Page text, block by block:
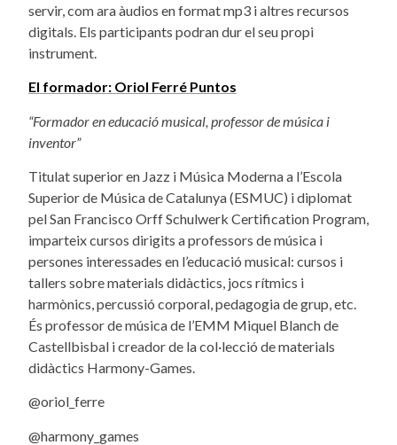
servir, com ara àudios en format mp3 i altres recursos
digitals. Els participants podran dur el seu propi
instrument.
El formador: Oriol Ferré Puntos
“Formador en educació musical, professor de música i
inventor”
Titulat superior en Jazz i Música Moderna a l’Escola
Superior de Música de Catalunya (ESMUC) i diplomat
pel San Francisco Orff Schulwerk Certification Program,
imparteix cursos dirigits a professors de música i
persones interessades en l’educació musical: cursos i
tallers sobre materials didàctics, jocs rítmics i
harmònics, percussió corporal, pedagogia de grup, etc.
És professor de música de l’EMM Miquel Blanch de
Castellbisbal i creador de la col·lecció de materials
didàctics Harmony-Games.
@oriol_ferre
@harmony_games